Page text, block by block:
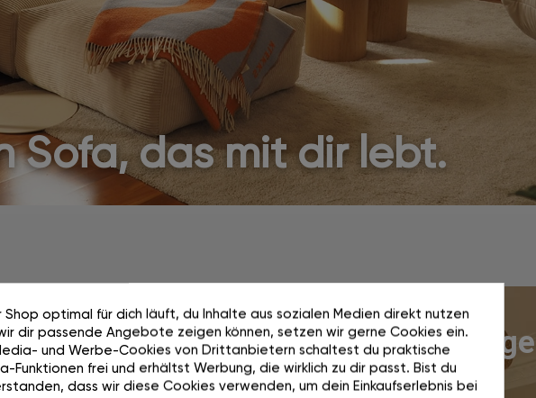
Sofa, das mit dir lebt.
Wächst mit dir mit. 100
Shop optimal für dich läuft, du Inhalte aus sozialen Medien direkt nutzen
dir passende Angebote zeigen können, setzen wir gerne Cookies ein.
und Werbe-Cookies von Drittanbietern schaltest du praktische
Funktionen frei und erhältst Werbung, die wirklich zu dir passt. Bist du
dass wir diese Cookies verwenden, um dein Einkaufserlebnis bei